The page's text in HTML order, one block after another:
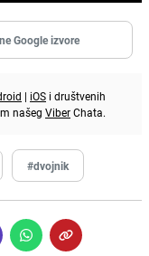
Google izvore
| iOS i društvenih
našeg ViberChata.
#dvojnik